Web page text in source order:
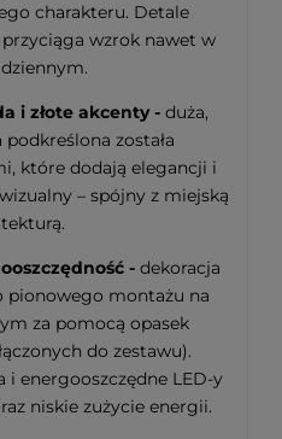
charakteru. Detale
wzrok nawet w
i złote akcenty - duża,
została
które dodają elegancji i
– spójny z miejską
- dekoracja
pionowego montażu na
za pomocą opasek
do zestawu).
energooszczędne LED-y
niskie zużycie energii.